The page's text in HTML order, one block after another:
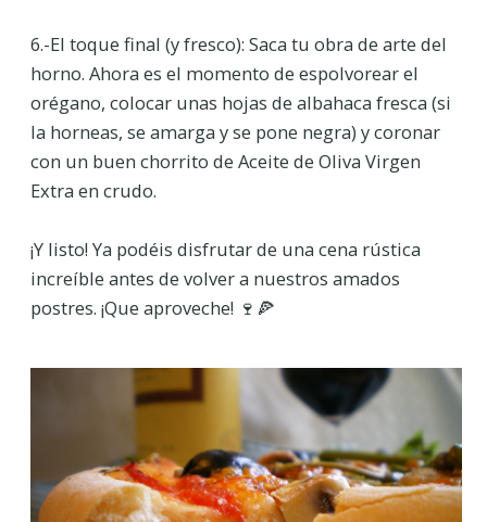
6.-El toque final (y fresco): Saca tu obra de arte del
horno. Ahora es el momento de espolvorear el
orégano, colocar unas hojas de albahaca fresca (si
la horneas, se amarga y se pone negra) y coronar
con un buen chorrito de Aceite de Oliva Virgen
Extra en crudo.
¡Y listo! Ya podéis disfrutar de una cena rústica
increíble antes de volver a nuestros amados
postres. ¡Que aproveche! 🍷🍕